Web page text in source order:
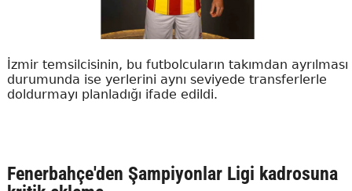
İzmir temsilcisinin, bu futbolcuların takımdan ayrılması
durumunda ise yerlerini aynı seviyede transferlerle
doldurmayı planladığı ifade edildi.
Fenerbahçe'den Şampiyonlar Ligi kadrosuna